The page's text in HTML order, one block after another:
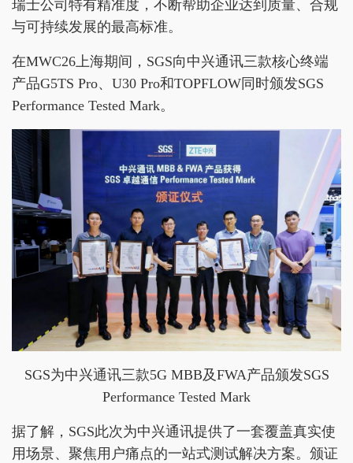
瑞士公司特有精准度，不断帮助企业达到质量、合规
与可持续发展的最高标准。
在MWC26上海期间，SGS向中兴通讯三款核心终端
产品G5TS Pro、U30 Pro和TOPFLOW同时颁发SGS
Performance Tested Mark。
SGS为中兴通讯三款5G MBB及FWA产品颁发SGS
Performance Tested Mark
据了解，SGS此次为中兴通讯提供了一套覆盖真实使
用场景、聚焦用户痛点的一站式测试解决方案。颁证